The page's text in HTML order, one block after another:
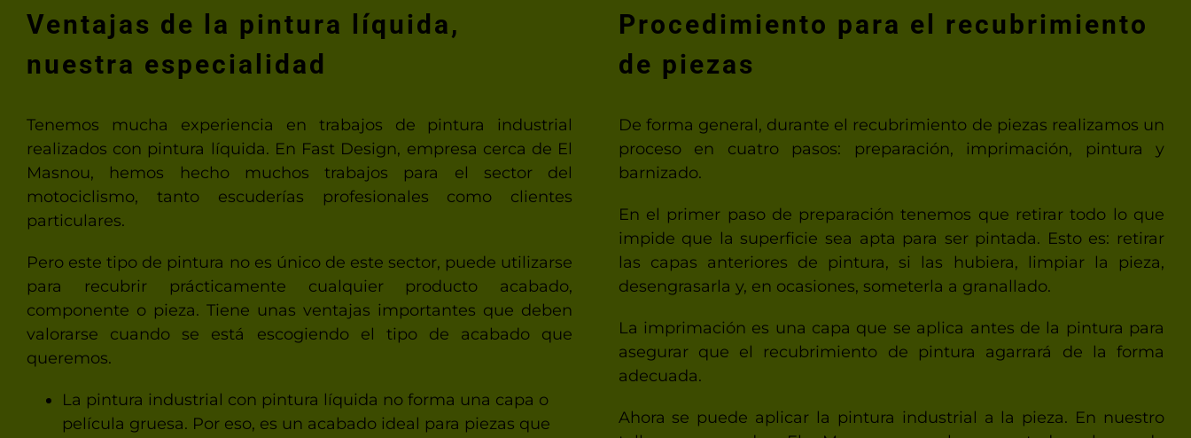
Ventajas de la pintura líquida,
nuestra especialidad
Tenemos mucha experiencia en trabajos de pintura industrial
realizados con pintura líquida. En Fast Design, empresa cerca de El
Masnou, hemos hecho muchos trabajos para el sector del
motociclismo, tanto escuderías profesionales como clientes
particulares.
Pero este tipo de pintura no es único de este sector, puede utilizarse
para recubrir prácticamente cualquier producto acabado,
componente o pieza. Tiene unas ventajas importantes que deben
valorarse cuando se está escogiendo el tipo de acabado que
queremos.
La pintura industrial con pintura líquida no forma una capa o
película gruesa. Por eso, es un acabado ideal para piezas que
Procedimiento para el recubrimiento
de piezas
De forma general, durante el recubrimiento de piezas realizamos un
proceso en cuatro pasos: preparación, imprimación, pintura y
barnizado.
En el primer paso de preparación tenemos que retirar todo lo que
impide que la superficie sea apta para ser pintada. Esto es: retirar
las capas anteriores de pintura, si las hubiera, limpiar la pieza,
desengrasarla y, en ocasiones, someterla a granallado.
La imprimación es una capa que se aplica antes de la pintura para
asegurar que el recubrimiento de pintura agarrará de la forma
adecuada.
Ahora se puede aplicar la pintura industrial a la pieza. En nuestro